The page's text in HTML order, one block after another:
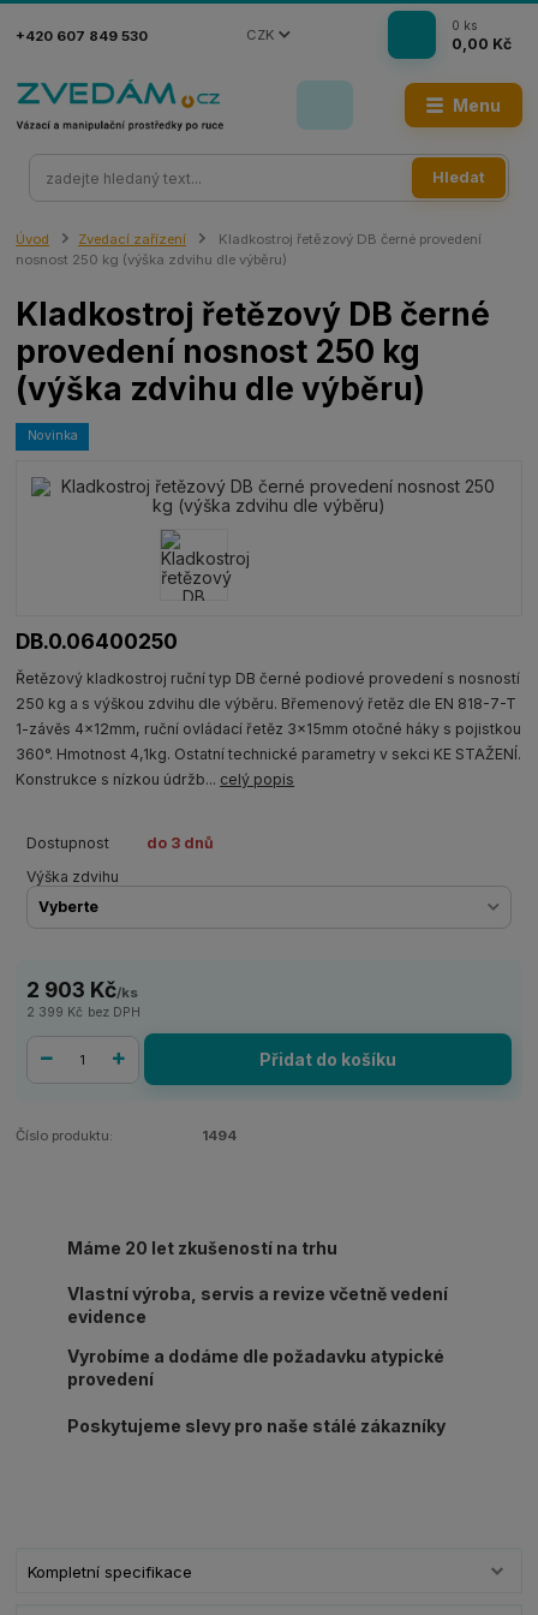
Menu
CZK
Hledat
+420 607 849 530
0 ks
0,00 Kč
Úvod Zvedací zařízení
Kladkostroj řetězový DB černé provedení
nosnost 250 kg (výška zdvihu dle výběru)
Kladkostroj řetězový DB černé
provedení nosnost 250 kg
(výška zdvihu dle výběru)
Novinka
DB.0.06400250
Řetězový kladkostroj ruční typ DB černé podiové provedení s nosností
250 kg a s výškou zdvihu dle výběru. Břemenový řetěz dle EN 818-7-T
1-závěs 4x12mm, ruční ovládací řetěz 3x15mm otočné háky s pojistkou
360°. Hmotnost 4,1kg. Ostatní technické parametry v sekci KE STAŽENÍ.
Konstrukce s nízkou údržb... celý popis
Dostupnost
do 3 dnů
Výška zdvihu
2 903 Kč/ks
2 399 Kč bez DPH
Přidat do košíku
Číslo produktu: 1494
Máme 20 let zkušeností na trhu
Vlastní výroba, servis a revize včetně vedení
evidence
Vyrobíme a dodáme dle požadavku atypické
provedení
Poskytujeme slevy pro naše stálé zákazníky
Kompletní specifikace